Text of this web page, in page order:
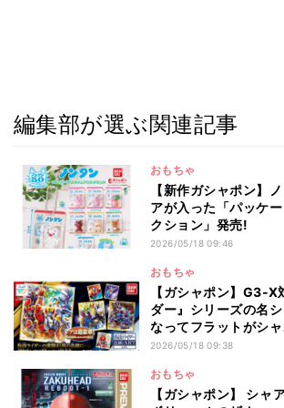
編集部が選ぶ関連記事
おもちゃ
【新作ガシャポン】
アが入った「パッケ
クション」発売!
2026/05/18 09:46
おもちゃ
【ガシャポン】G3-
ダー』シリーズの名
なってフラットがシ
2026/05/18 09:38
おもちゃ
【ガシャポン】 シャ